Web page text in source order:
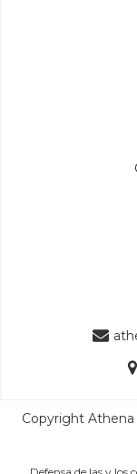
Copyright Athena